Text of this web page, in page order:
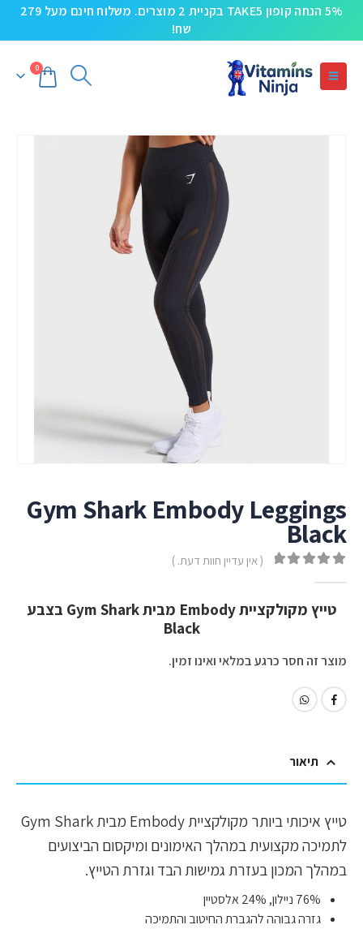
5% הנחה קופון TAKE5 בקניית 2 מוצרים. משלוח חינם מעל 279
שח!
0
Gym Shark Embody Leggings
Black
( אין עדיין חוות דעת. )
טייץ מקולקציית Embody מבית Gym Shark בצבע
Black
מוצר זה חסר כרגע במלאי ואינו זמין.
תיאור
טייץ איכותי ביותר מקולקציית Embody מבית Gym Shark
לתמיכה מקצועית במהלך האימונים ומיקסום הביצועים
במהלך המכון בעזרת גמישות הבד וגזרת הטייץ.
76% ניילון, 24% אלסטיין
גזרה גבוהה להגברת החיטוב והתמיכה